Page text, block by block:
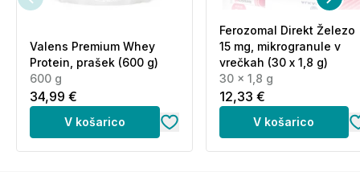
Valens Premium Whey
Protein, prašek (600 g)
600 g
34,99 €
V košarico
Ferozomal Direkt Železo
15 mg, mikrogranule v
vrečkah (30 x 1,8 g)
30 x 1,8 g
12,33 €
V košarico